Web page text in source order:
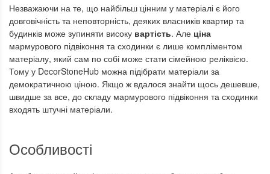
Незважаючи на те, що найбільш цінним у матеріалі є його
довговічність та неповторність, деяких власників квартир та
будинків може зупиняти високу вартість. Але ціна
мармурового підвіконня та сходинки є лише компліментом
матеріалу, який сам по собі може стати сімейною реліквією.
Тому у DecorStoneHub можна підібрати матеріали за
демократичною ціною. Якщо ж вдалося знайти щось дешевше,
швидше за все, до складу мармурового підвіконня та сходинки
входять штучні матеріали.
Особливості